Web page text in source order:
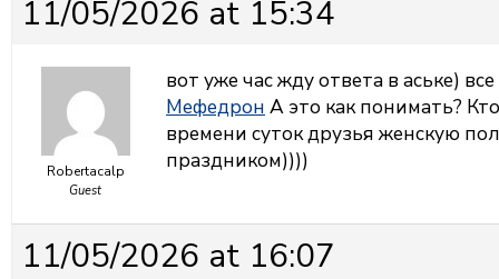
11/05/2026 at 15:34
Robertacalp
Guest
вот уже час жду ответа в аське)
Мефедрон А это как понимать?
времени суток друзья женскую
праздником))))
11/05/2026 at 16:07